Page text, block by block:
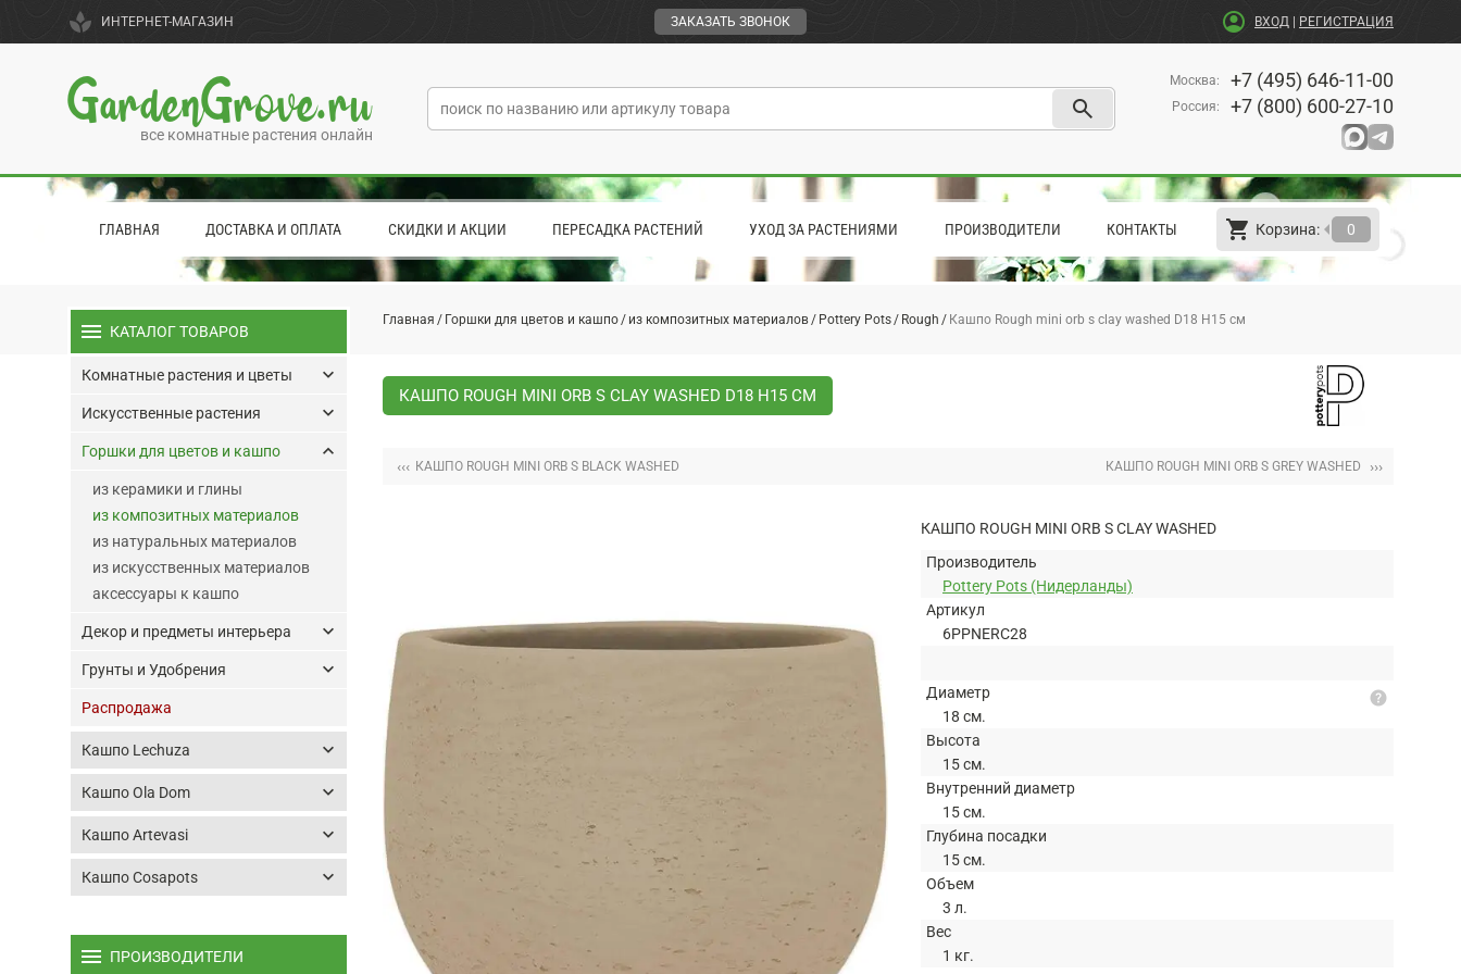
spa ИНТЕРНЕТ-МАГАЗИН ЗАКАЗАТЬ ЗВОНОК account_circle ВХОД РЕГИСТРАЦИЯ
GardenGrove.ru
все комнатные растения онлайн
search
Москва: +7 (495) 646-11-00
Россия: +7 (800) 600-27-10
ГЛАВНАЯ ДОСТАВКА И ОПЛАТА СКИДКИ И АКЦИИ ПЕРЕСАДКА РАСТЕНИЙ УХОД ЗА РАСТЕНИЯМИ ПРОИЗВОДИТЕЛИ КОНТАКТЫ shopping_cart Корзина: 0
arrow_left
Главная Горшки для цветов и кашпо из композитных материалов Pottery Pots Rough Кашпо Rough mini orb s clay washed D18 H15 см
КАШПО ROUGH MINI ORB S CLAY WASHED D18 H15 СМ
‹‹‹ КАШПО ROUGH MINI ORB S BLACK WASHED КАШПО ROUGH MINI ORB S GREY WASHED ›››
КАШПО ROUGH MINI ORB S CLAY WASHED
Производитель
Pottery Pots (Нидерланды)
Артикул
6PPNERC28
Диаметр
18 см.
Высота
15 см.
Внутренний диаметр
15 см.
Глубина посадки
15 см.
Объем
3 л.
Вес
1 кг.
help
menu КАТАЛОГ ТОВАРОВ
Комнатные растения и цветы keyboard_arrow_down
Искусственные растения keyboard_arrow_down
Горшки для цветов и кашпо keyboard_arrow_up
из керамики и глины
из композитных материалов
из натуральных материалов
из искусственных материалов
аксессуары к кашпо
Декор и предметы интерьера keyboard_arrow_down
Грунты и Удобрения keyboard_arrow_down
Распродажа
Кашпо Lechuza keyboard_arrow_down
Кашпо Ola Dom keyboard_arrow_down
Кашпо Artevasi keyboard_arrow_down
Кашпо Cosapots keyboard_arrow_down
menu ПРОИЗВОДИТЕЛИ